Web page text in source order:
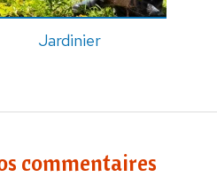
Jardinier
commentaires